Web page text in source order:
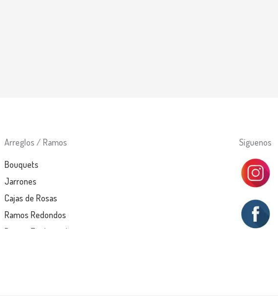
Arreglos / Ramos
Bouquets
Jarrones
Cajas de Rosas
Ramos Redondos
Ramos Tradicionales
Síguenos